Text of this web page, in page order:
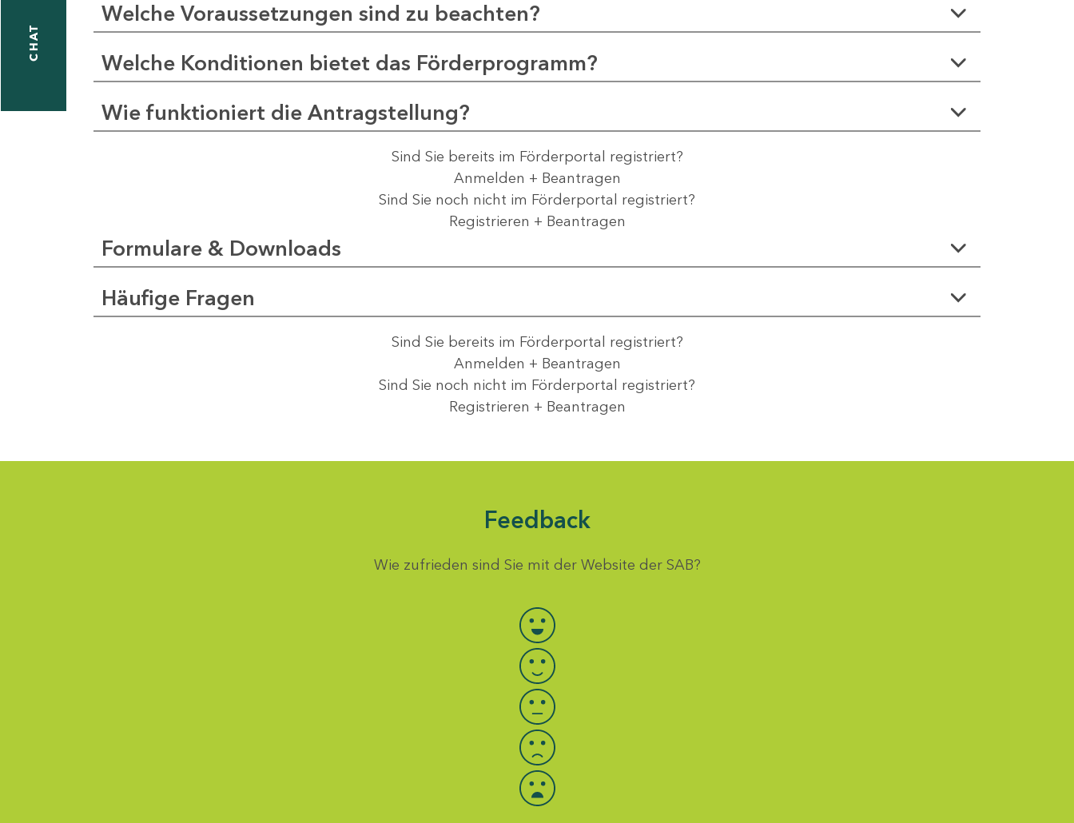
CHAT
Welche Voraussetzungen sind zu beachten?
Welche Konditionen bietet das Förderprogramm?
Wie funktioniert die Antragstellung?
Sind Sie bereits im Förderportal registriert?
Anmelden + Beantragen
Sind Sie noch nicht im Förderportal registriert?
Registrieren + Beantragen
Formulare & Downloads
Häufige Fragen
Sind Sie bereits im Förderportal registriert?
Anmelden + Beantragen
Sind Sie noch nicht im Förderportal registriert?
Registrieren + Beantragen
Feedback
Wie zufrieden sind Sie mit der Website der SAB?
Bewertung auswählen